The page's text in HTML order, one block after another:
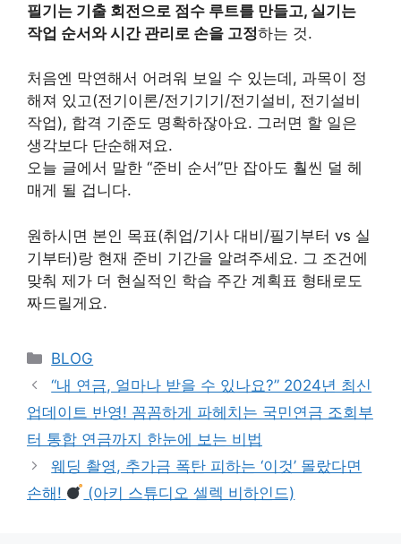
필기는 기출 회전으로 점수 루트를 만들고, 실기는
작업 순서와 시간 관리로 손을 고정하는 것.
처음엔 막연해서 어려워 보일 수 있는데, 과목이 정
해져 있고(전기이론/전기기기/전기설비, 전기설비
작업), 합격 기준도 명확하잖아요. 그러면 할 일은
생각보다 단순해져요.
오늘 글에서 말한 “준비 순서”만 잡아도 훨씬 덜 헤
매게 될 겁니다.
원하시면 본인 목표(취업/기사 대비/필기부터 vs 실
기부터)랑 현재 준비 기간을 알려주세요. 그 조건에
맞춰 제가 더 현실적인 학습 주간 계획표 형태로도
짜드릴게요.
Categories
BLOG
“내 연금, 얼마나 받을 수 있나요?” 2024년 최신
업데이트 반영! 꼼꼼하게 파헤치는 국민연금 조회부
터 통합 연금까지 한눈에 보는 비법
웨딩 촬영, 추가금 폭탄 피하는 ‘이것’ 몰랐다면
손해!
(아키 스튜디오 셀렉 비하인드)